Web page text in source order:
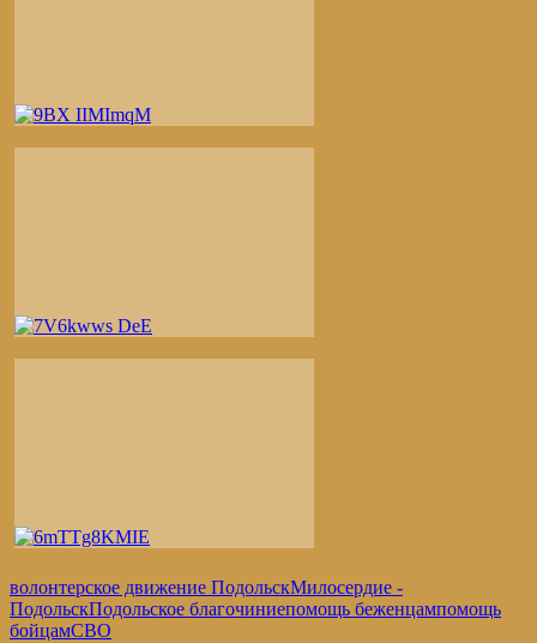
волонтерское движение ПодольскМилосердие -
ПодольскПодольское благочиниепомощь беженцампомощь
бойцамСВО